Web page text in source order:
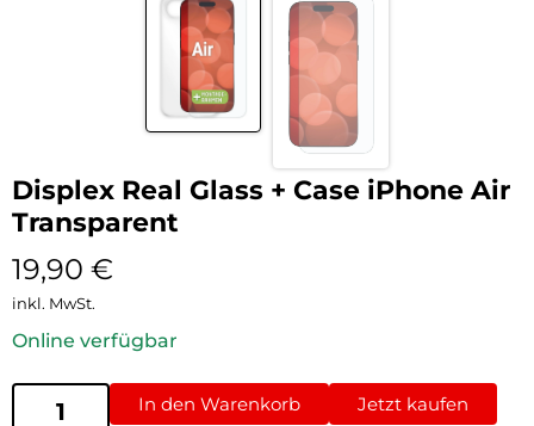
Displex Real Glass + Case iPhone Air
Transparent
19,90 €
inkl. MwSt.
Online verfügbar
In den Warenkorb Jetzt kaufen